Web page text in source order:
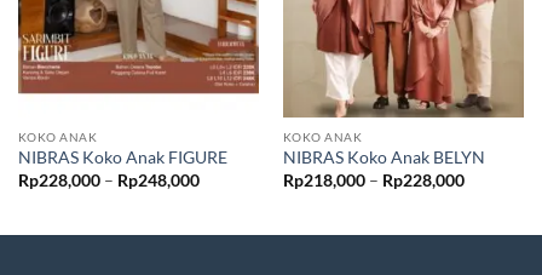
KOKO ANAK
NIBRAS Koko Anak FIGURE
Rp228,000 – Rp248,000Rentang
KOKO ANAK
NIBRAS Koko Anak BELYN
Rp218,000 – Rp228,000Rentang